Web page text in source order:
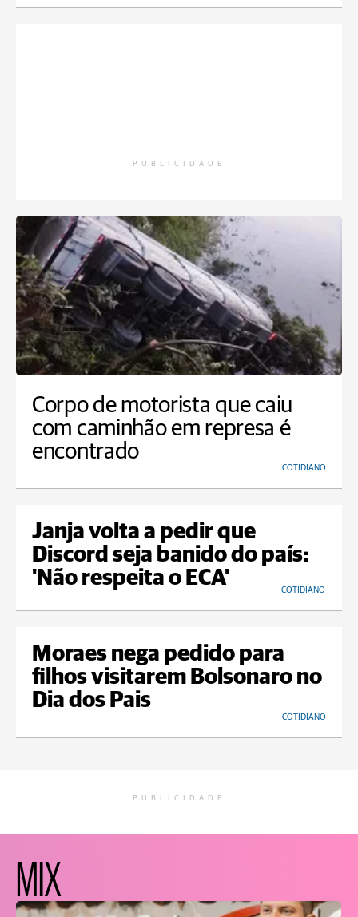
PUBLICIDADE
Corpo de motorista que caiu
com caminhão em represa é
encontrado
COTIDIANO
Janja volta a pedir que
Discord seja banido do país:
'Não respeita o ECA'
COTIDIANO
Moraes nega pedido para
filhos visitarem Bolsonaro no
Dia dos Pais
COTIDIANO
PUBLICIDADE
MIX